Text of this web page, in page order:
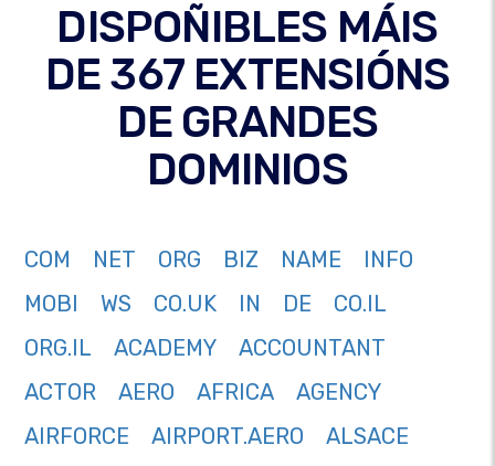
DISPOÑIBLES MÁIS
DE 367 EXTENSIÓNS
DE GRANDES
DOMINIOS
COM NET ORG BIZ NAME
INFO
MOBI
WS CO.UK IN DE
CO.IL
ORG.IL
ACADEMY
ACCOUNTANT
ACTOR
AERO AFRICA
AGENCY
AIRFORCE
AIRPORT.AERO
ALSACE